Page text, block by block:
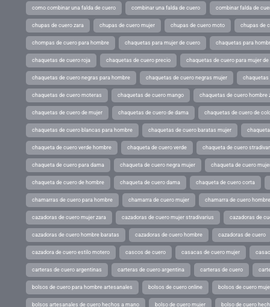
como combinar una falda de cuero combinar una falda de cuero combinar falda de
chupas de cuero zara chupas de cuero mujer chupas de cuero moto chupas de
chompas de cuero para hombre chaquetas para mujer de cuero chaquetas para
chaquetas de cuero roja chaquetas de cuero precio chaquetas de cuero para mujer de
chaquetas de cuero negras para hombre chaquetas de cuero negras mujer chaquetas
chaquetas de cuero moteras chaquetas de cuero mango chaquetas de cuero hombre
chaquetas de cuero de mujer chaquetas de cuero de dama chaquetas de cuero de
chaquetas de cuero blancas para hombre chaquetas de cuero baratas mujer
chaqueta de cuero verde hombre chaqueta de cuero verde chaqueta de cuero
chaqueta de cuero para dama chaqueta de cuero negra mujer chaqueta de cuero
chaqueta de cuero de hombre chaqueta de cuero dama chaqueta de cuero corta
chamarras de cuero para hombre chamarra de cuero mujer chamarra de cuero hombre
cazadoras de cuero mujer zara cazadoras de cuero mujer stradivarius cazadoras de
cazadoras de cuero hombre baratas cazadoras de cuero hombre cazadoras de cuero
cazadora de cuero estilo motero cascos de cuero casacas de cuero mujer
carteras de cuero argentinas carteras de cuero argentina carteras de cuero
bolsos de cuero para hombre artesanales bolsos de cuero online bolsos de cuero
bolsos artesanales de cuero hechos a mano bolso de cuero mujer bolso de cuero